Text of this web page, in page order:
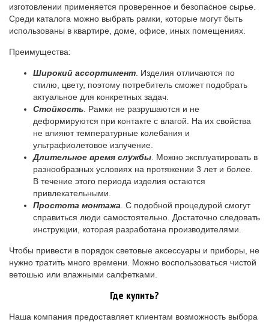
изготовлении применяется проверенное и безопасное сырье.
Среди каталога можно выбрать рамки, которые могут быть
использованы в квартире, доме, офисе, иных помещениях.
Преимущества:
Широкий ассортимент . Изделия отличаются по
стилю, цвету, поэтому потребитель сможет подобрать
актуальное для конкретных задач.
Стойкость . Рамки не разрушаются и не
деформируются при контакте с влагой. На их свойства
не влияют температурные колебания и
ультрафиолетовое излучение.
Длительное время службы . Можно эксплуатировать в
разнообразных условиях на протяжении 3 лет и более.
В течение этого периода изделия остаются
привлекательными.
Простота монтажа . С подобной процедурой смогут
справиться люди самостоятельно. Достаточно следовать
инструкции, которая разработана производителями.
Чтобы привести в порядок световые аксессуары и приборы, не
нужно тратить много времени. Можно воспользоваться чистой
ветошью или влажными салфетками.
Где купить?
Наша компания предоставляет клиентам возможность выбора